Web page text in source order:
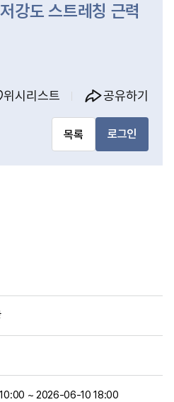
강도 스트레칭 근력
위시리스트 공유하기
목록 로그인
~ 2026-06-10 18:00